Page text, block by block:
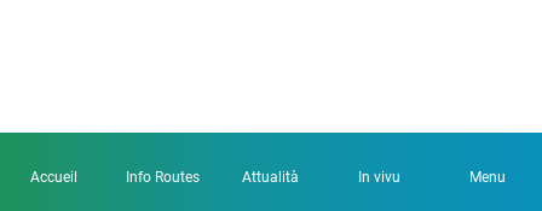
Accueil Info Routes Attualità In vivu Menu